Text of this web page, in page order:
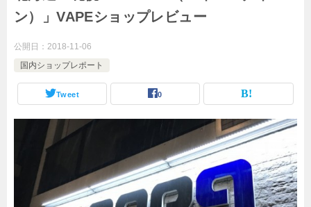
ン）」VAPEショップレビュー
公開日： 2018-11-06
国内ショップレポート
Tweet 0